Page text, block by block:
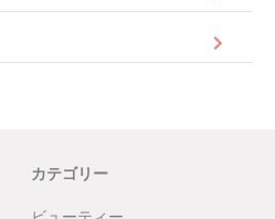
カテゴリー